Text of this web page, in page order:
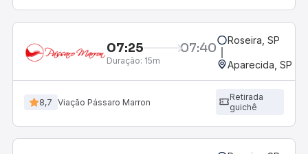
07:25 07:40
Duração: 15m
Roseira, SP
Aparecida, SP -
8,7 Viação Pássaro Marron
Retirada
guichê